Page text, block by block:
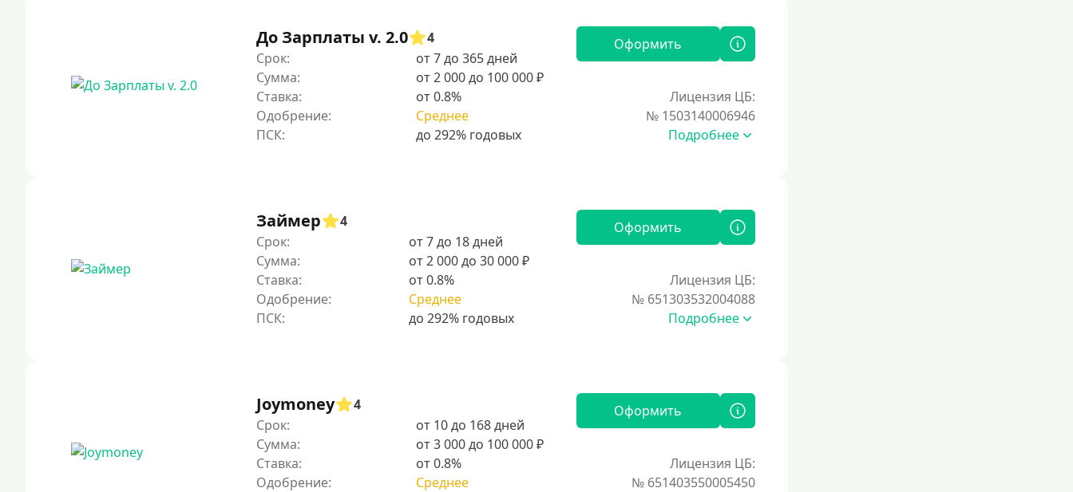
До Зарплаты v. 2.0
4
Срок:
от 7 до 365 дней
Сумма:
от 2 000 до 100 000 ₽
Ставка:
от 0.8%
Одобрение:
Среднее
Оформить
Лицензия ЦБ:
№ 1503140006946
Подробнее
Займер
4
Срок:
от 7 до 18 дней
Сумма:
от 2 000 до 30 000 ₽
Ставка:
от 0.8%
Одобрение:
Среднее
Оформить
Лицензия ЦБ:
№ 651303532004088
Подробнее
Joymoney
4
Срок:
от 10 до 168 дней
Сумма:
от 3 000 до 100 000 ₽
Ставка:
от 0.8%
Одобрение:
Среднее
Оформить
Лицензия ЦБ:
№ 651403550005450